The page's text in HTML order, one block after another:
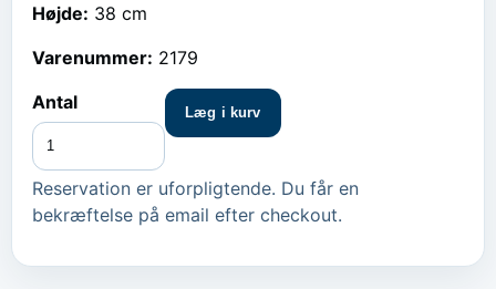
Højde: 38 cm
Varenummer: 2179
Antal
Læg i kurv
Reservation er uforpligtende. Du får en
bekræftelse på email efter checkout.